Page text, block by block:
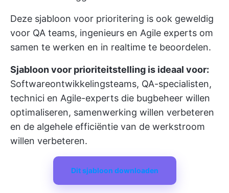
Deze sjabloon voor prioritering is ook geweldig
voor QA teams, ingenieurs en Agile experts om
samen te werken en in realtime te beoordelen.
Sjabloon voor prioriteitstelling is ideaal voor:
Softwareontwikkelingsteams, QA-specialisten,
technici en Agile-experts die bugbeheer willen
optimaliseren, samenwerking willen verbeteren
en de algehele efficiëntie van de werkstroom
willen verbeteren.
Dit sjabloon downloaden